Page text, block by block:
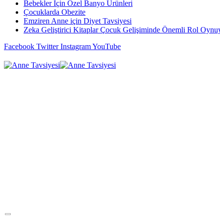
Bebekler İçin Özel Banyo Ürünleri
Çocuklarda Obezite
Emziren Anne için Diyet Tavsiyesi
Zeka Geliştirici Kitaplar Çocuk Gelişiminde Önemli Rol
Facebook Twitter InstagramYouTube